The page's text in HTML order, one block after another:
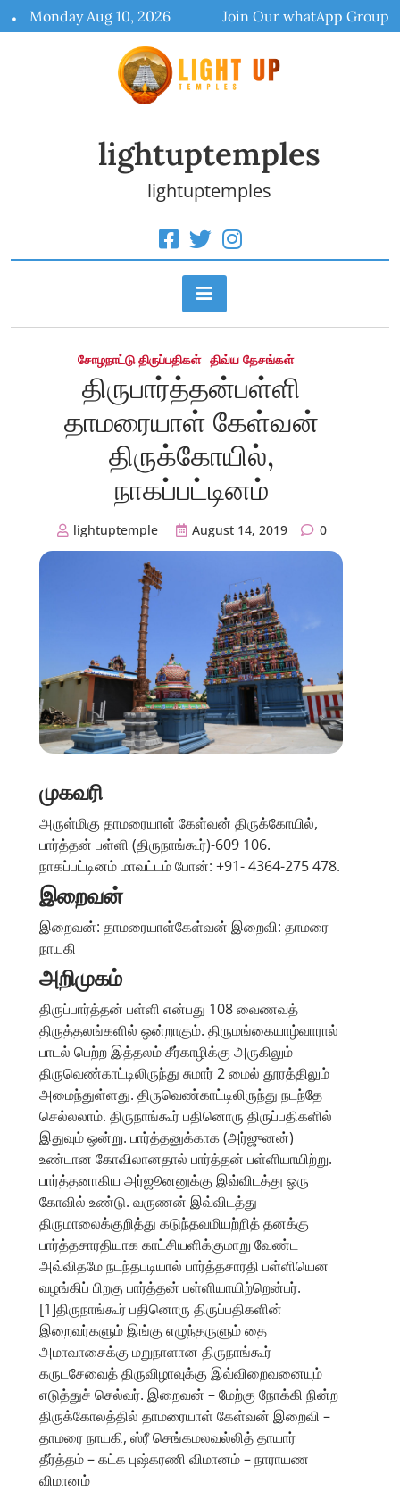
to
Monday Aug 10, 2026 Join Our whatApp Group
lightuptemples
lightuptemples
சோழநாட்டு திருப்பதிகள் திவ்ய தேசங்கள்
திருபார்த்தன்பள்ளி
தாமரையாள் கேள்வன்
திருக்கோயில்,
நாகப்பட்டினம்
lightuptemple August 14, 2019 0
முகவரி
அருள்மிகு தாமரையாள் கேள்வன் திருக்கோயில்,
பார்த்தன் பள்ளி (திருநாங்கூர்)-609 106.
நாகப்பட்டினம் மாவட்டம் போன்: +91- 4364-275 478.
இறைவன்
இறைவன்: தாமரையாள்கேள்வன் இறைவி: தாமரை
நாயகி
அறிமுகம்
திருப்பார்த்தன் பள்ளி என்பது 108 வைணவத்
திருத்தலங்களில் ஒன்றாகும். திருமங்கையாழ்வாரால்
பாடல் பெற்ற இத்தலம் சீர்காழிக்கு அருகிலும்
திருவெண்காட்டிலிருந்து சுமார் 2 மைல் தூரத்திலும்
அமைந்துள்ளது. திருவெண்காட்டிலிருந்து நடந்தே
செல்லலாம். திருநாங்கூர் பதினொரு திருப்பதிகளில்
இதுவும் ஒன்று. பார்த்தனுக்காக (அர்ஜுனன்)
உண்டான கோவிலானதால் பார்த்தன் பள்ளியாயிற்று.
பார்த்தனாகிய அர்ஜூனனுக்கு இவ்விடத்து ஒரு
கோவில் உண்டு. வருணன் இவ்விடத்து
திருமாலைக்குறித்து கடுந்தவமியற்றித் தனக்கு
பார்த்தசாரதியாக காட்சியளிக்குமாறு வேண்ட
அவ்விதமே நடந்தபடியால் பார்த்தசாரதி பள்ளியென
வழங்கிப் பிறகு பார்த்தன் பள்ளியாயிற்றென்பர்.
[1]திருநாங்கூர் பதினொரு திருப்பதிகளின்
இறைவர்களும் இங்கு எழுந்தருளும் தை
அமாவாசைக்கு மறுநாளான திருநாங்கூர்
கருடசேவைத் திருவிழாவுக்கு இவ்விறைவனையும்
எடுத்துச் செல்வர். இறைவன் – மேற்கு நோக்கி நின்ற
திருக்கோலத்தில் தாமரையாள் கேள்வன் இறைவி –
தாமரை நாயகி, ஸ்ரீ செங்கமலவல்லித் தாயார்
தீர்த்தம் – கட்க புஷ்கரணி விமானம் – நாராயண
விமானம்